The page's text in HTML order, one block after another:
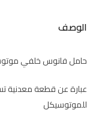
الوصف
حامل فانوس خلفي
عبارة عن قطعة معدنية
للموتوسيكل